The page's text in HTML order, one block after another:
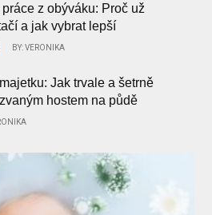
z obýváku: Proč už
a jak vybrat lepší
BY: VERONIKA
Jak trvale a šetrně
hostem na půdě